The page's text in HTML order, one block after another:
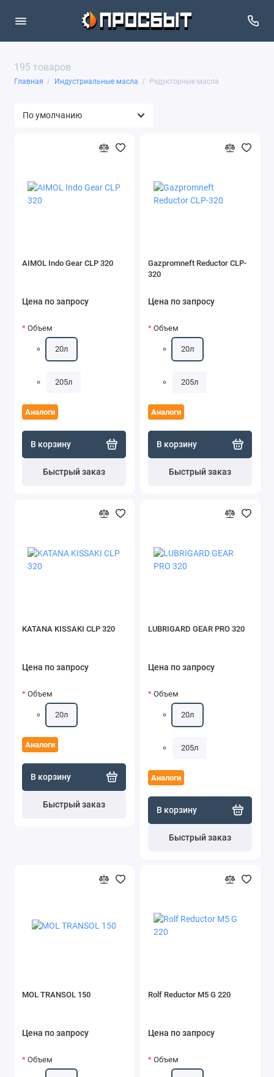
195 товаров
Главная Индустриальные масла Pедукторные масла
AIMOL Indo Gear CLP 320
Цена по запросу
Аналоги
Объем
20л
205л
В корзину
Быстрый заказ
Gazpromneft Reductor CLP-
320
Цена по запросу
Аналоги
Объем
20л
205л
В корзину
Быстрый заказ
KATANA KISSAKI CLP 320
Цена по запросу
Аналоги
Объем
20л
В корзину
Быстрый заказ
LUBRIGARD GEAR PRO 320
Цена по запросу
Аналоги
Объем
20л
205л
В корзину
Быстрый заказ
MOL TRANSOL 150
Цена по запросу
Объем
Rolf Reductor M5 G 220
Цена по запросу
Объем